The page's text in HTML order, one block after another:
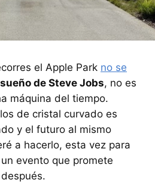
el Apple Park no se
de Steve Jobs, no es
máquina del tiempo.
de cristal curvado es
y el futuro al mismo
a hacerlo, esta vez para
evento que promete